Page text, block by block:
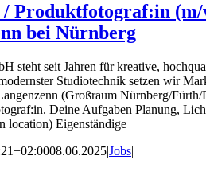
Produktfotograf:in
bei Nürnberg
steht seit Jahren für kreative,
Studiotechnik setzen wir
(Großraum Nürnberg/
Deine Aufgaben Planung,
location) Eigenständige
08.06.2025|Jobs|